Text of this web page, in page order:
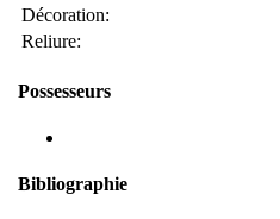
Décoration:
Reliure:
Possesseurs
Bibliographie